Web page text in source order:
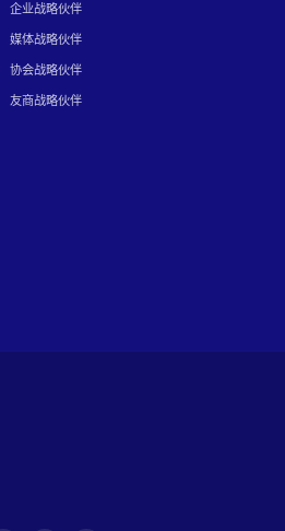
企业战略伙伴
媒体战略伙伴
协会战略伙伴
友商战略伙伴